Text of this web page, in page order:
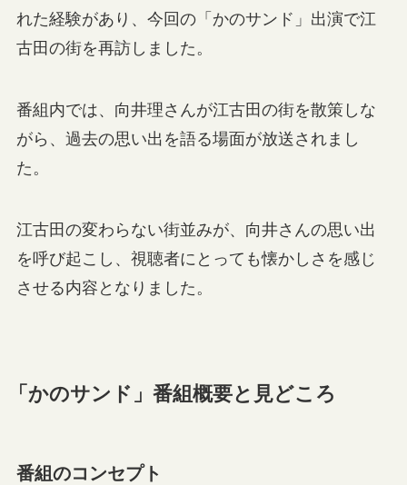
れた経験があり、今回の「かのサンド」出演で江
古田の街を再訪しました。
番組内では、向井理さんが江古田の街を散策しな
がら、過去の思い出を語る場面が放送されまし
た。
江古田の変わらない街並みが、向井さんの思い出
を呼び起こし、視聴者にとっても懐かしさを感じ
させる内容となりました。
「かのサンド」番組概要と見どころ
番組のコンセプト